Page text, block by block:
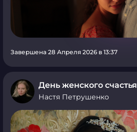
Завершена 28 Апреля 2026 в 13:37
День женского счастья
Настя Петрушенко